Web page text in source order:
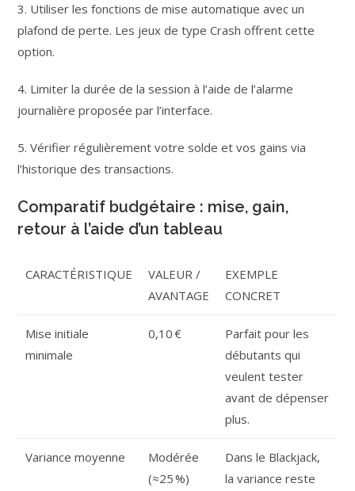
3. Utiliser les fonctions de mise automatique avec un
plafond de perte. Les jeux de type Crash offrent cette
option.
4. Limiter la durée de la session à l’aide de l’alarme
journalière proposée par l’interface.
5. Vérifier régulièrement votre solde et vos gains via
l’historique des transactions.
Comparatif budgétaire : mise, gain,
retour à l’aide d’un tableau
CARACTÉRISTIQUE
VALEUR /
AVANTAGE
EXEMPLE
CONCRET
Mise initiale
minimale
0,10 €
Parfait pour les
débutants qui
veulent tester
avant de dépenser
plus.
Variance moyenne
Modérée
(≈25 %)
Dans le Blackjack,
la variance reste